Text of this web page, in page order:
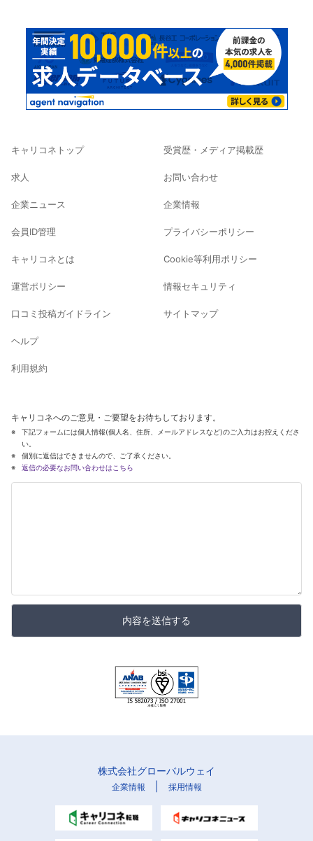
キャリコネトップ
求人
企業ニュース
会員ID管理
キャリコネとは
運営ポリシー
口コミ投稿ガイドライン
ヘルプ
利用規約
受賞歴・メディア掲載歴
お問い合わせ
企業情報
プライバシーポリシー
Cookie等利用ポリシー
情報セキュリティ
サイトマップ
キャリコネへのご意見・ご要望をお待ちしております。
下記フォームには個人情報(個人名、住所、メールアドレスなど)のご入力はお控えくださ
い。
個別に返信はできませんので、ご了承ください。
返信の必要なお問い合わせはこちら
内容を送信する
株式会社グローバルウェイ
企業情報 採用情報